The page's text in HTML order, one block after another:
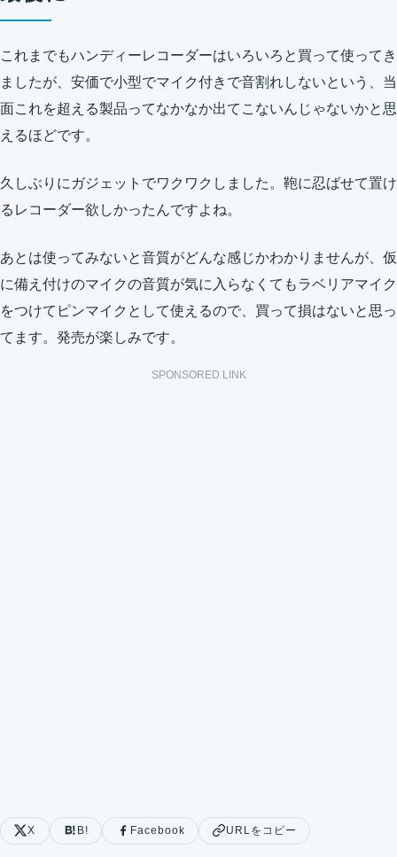
これまでもハンディーレコーダーはいろいろと買って使ってき
ましたが、安価で小型でマイク付きで音割れしないという、当
面これを超える製品ってなかなか出てこないんじゃないかと思
えるほどです。
久しぶりにガジェットでワクワクしました。鞄に忍ばせて置け
るレコーダー欲しかったんですよね。
あとは使ってみないと音質がどんな感じかわかりませんが、仮
に備え付けのマイクの音質が気に入らなくてもラベリアマイク
をつけてピンマイクとして使えるので、買って損はないと思っ
てます。発売が楽しみです。
SPONSORED LINK
X B! Facebook URLをコピー